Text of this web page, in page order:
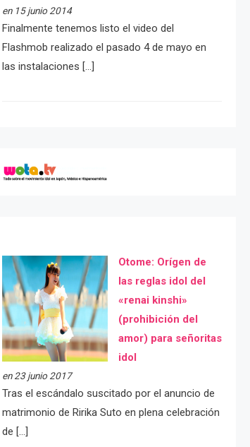
en 15 junio 2014
Finalmente tenemos listo el video del
Flashmob realizado el pasado 4 de mayo en
las instalaciones […]
Otome: Orígen de
las reglas idol del
«renai kinshi»
(prohibición del
amor) para señoritas
idol
en 23 junio 2017
Tras el escándalo suscitado por el anuncio de
matrimonio de Ririka Suto en plena celebración
de […]